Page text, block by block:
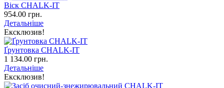
Віск CHALK-IT
954.00 грн.
Детальніше
Ексклюзив!
Ґрунтовка CHALK-IT
1 134.00 грн.
Детальніше
Ексклюзив!